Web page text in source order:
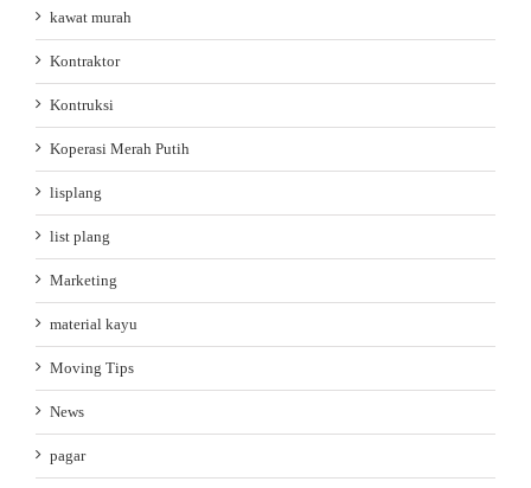
kawat murah
Kontraktor
Kontruksi
Koperasi Merah Putih
lisplang
list plang
Marketing
material kayu
Moving Tips
News
pagar